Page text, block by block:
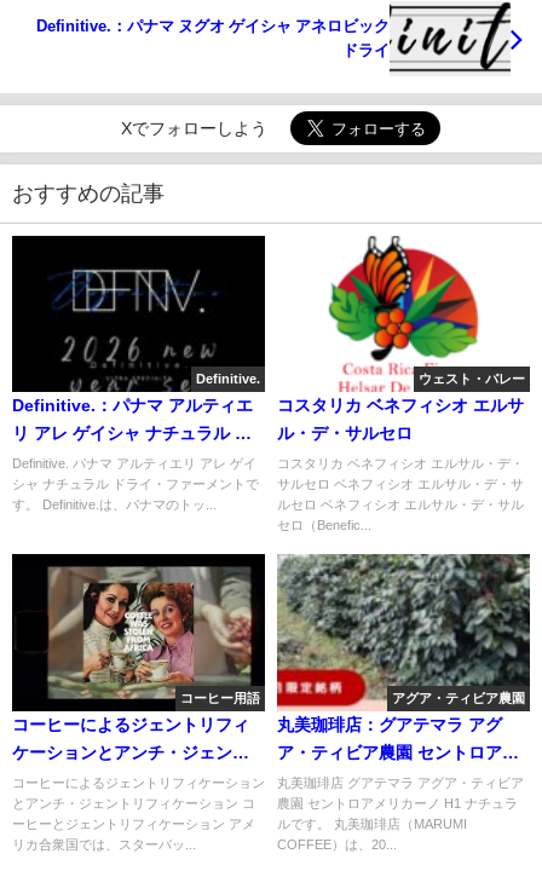
Definitive.：パナマ ヌグオ ゲイシャ アネロビック
ドライ
Xでフォローしよう
おすすめの記事
Definitive.
Definitive.：パナマ アルティエ
リ アレ ゲイシャ ナチュラル ド
ライ・ファーメント
Definitive. パナマ アルティエリ アレ ゲイ
シャ ナチュラル ドライ・ファーメントで
す。 Definitive.は、パナマのトッ...
ウェスト・バレー
コスタリカ ベネフィシオ エルサ
ル・デ・サルセロ
コスタリカ ベネフィシオ エルサル・デ・
サルセロ ベネフィシオ エルサル・デ・サ
ルセロ ベネフィシオ エルサル・デ・サル
セロ（Benefic...
コーヒー用語
コーヒーによるジェントリフィ
ケーションとアンチ・ジェント
リフィケーション
コーヒーによるジェントリフィケーション
とアンチ・ジェントリフィケーション コ
ーヒーとジェントリフィケーション アメ
リカ合衆国では、スターバッ...
アグア・ティビア農園
丸美珈琲店：グアテマラ アグ
ア・ティビア農園 セントロアメ
リカーノ H1 ナチュラル
丸美珈琲店 グアテマラ アグア・ティビア
農園 セントロアメリカーノ H1 ナチュラ
ルです。 丸美珈琲店（MARUMI
COFFEE）は、20...